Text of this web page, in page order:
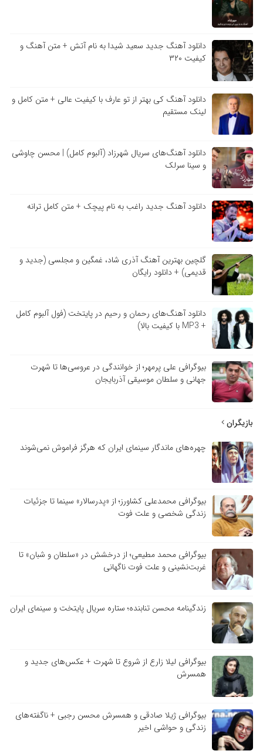
دانلود آهنگ جدید سعید شیدا به نام آتش + متن آهنگ و
کیفیت ۳۲۰
دانلود آهنگ کی بهتر از تو عارف با کیفیت عالی + متن کامل و
لینک مستقیم
دانلود آهنگ‌های سریال شهرزاد (آلبوم کامل) | محسن چاوشی
و سینا سرلک
دانلود آهنگ جدید راغب به نام پیچک + متن کامل ترانه
گلچین بهترین آهنگ آذری شاد، غمگین و مجلسی (جدید و
قدیمی) + دانلود رایگان
دانلود آهنگ‌های رحمان و رحیم در پایتخت (فول آلبوم کامل
+ MP3 با کیفیت بالا)
بیوگرافی علی پرمهر؛ از خوانندگی در عروسی‌ها تا شهرت
جهانی و سلطان موسیقی آذربایجان
بازیگران
چهره‌های ماندگار سینمای ایران که هرگز فراموش نمی‌شوند
بیوگرافی محمدعلی کشاورز؛ از «پدرسالار» سینما تا جزئیات
زندگی شخصی و علت فوت
بیوگرافی محمد مطیعی؛ از درخشش در «سلطان و شبان» تا
غربت‌نشینی و علت فوت ناگهانی
زندگینامه محسن تنابنده؛ ستاره سریال پایتخت و سینمای ایران
بیوگرافی لیلا زارع از شروع تا شهرت + عکس‌های جدید و
همسرش
بیوگرافی ژیلا صادقی و همسرش محسن رجبی + ناگفته‌های
زندگی و حواشی اخیر